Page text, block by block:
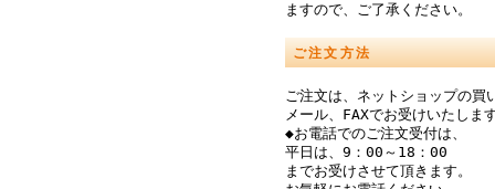
ますので、ご了承ください。
ご注文方法
ご注文は、ネットショップの買
メール、FAXでお受けいたしま
◆お電話でのご注文受付は、
平日は、9：00～18：00
までお受けさせて頂きます。